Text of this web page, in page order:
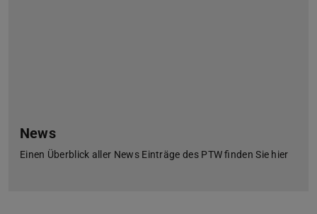
News
Einen Überblick aller News Einträge des PTW finden Sie hier